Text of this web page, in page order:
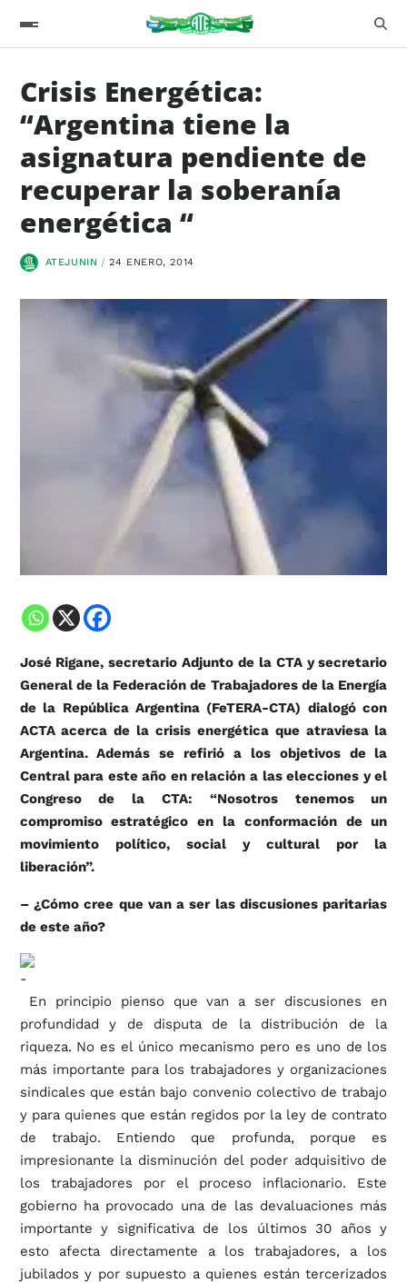
Crisis Energética:
“Argentina tiene la
asignatura pendiente de
recuperar la soberanía
energética “
ATEJUNIN 24 ENERO, 2014
José Rigane, secretario Adjunto de la CTA y secretario
General de la Federación de Trabajadores de la Energía
de la República Argentina (FeTERA-CTA) dialogó con
ACTA acerca de la crisis energética que atraviesa la
Argentina. Además se refirió a los objetivos de la
Central para este año en relación a las elecciones y el
Congreso de la CTA: “Nosotros tenemos un
compromiso estratégico en la conformación de un
movimiento político, social y cultural por la
liberación”.
– ¿Cómo cree que van a ser las discusiones paritarias
de este año?
En principio pienso que van a ser discusiones en
profundidad y de disputa de la distribución de la
riqueza. No es el único mecanismo pero es uno de los
más importante para los trabajadores y organizaciones
sindicales que están bajo convenio colectivo de trabajo
y para quienes que están regidos por la ley de contrato
de trabajo. Entiendo que profunda, porque es
impresionante la disminución del poder adquisitivo de
los trabajadores por el proceso inflacionario. Este
gobierno ha provocado una de las devaluaciones más
importante y significativa de los últimos 30 años y
esto afecta directamente a los trabajadores, a los
jubilados y por supuesto a quienes están tercerizados